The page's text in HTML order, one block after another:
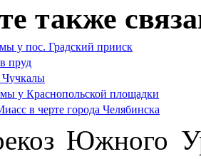
также
у пос. Градский прииск
пруд
Чучкалы
у Краснопольской площадки
в черте города Челябинска
Южного